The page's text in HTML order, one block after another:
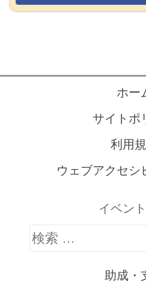
ホー
サイトポ
利用
ウェブアクセシ
イベン
検
助成・